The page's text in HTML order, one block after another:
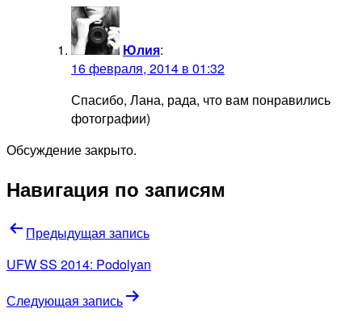
Юлия:
16 февраля, 2014 в 01:32
Спасибо, Лана, рада, что вам понравились
фотографии)
Обсуждение закрыто.
Навигация по записям
Предыдущая запись
UFW SS 2014: Podolyan
Следующая запись